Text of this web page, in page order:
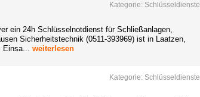
Kategorie: Schlüsseldienste
ein 24h Schlüsselnotdienst für Schließanlagen,
Sicherheitstechnik (0511-393969) ist in Laatzen,
Einsa... weiterlesen
Kategorie: Schlüsseldienste